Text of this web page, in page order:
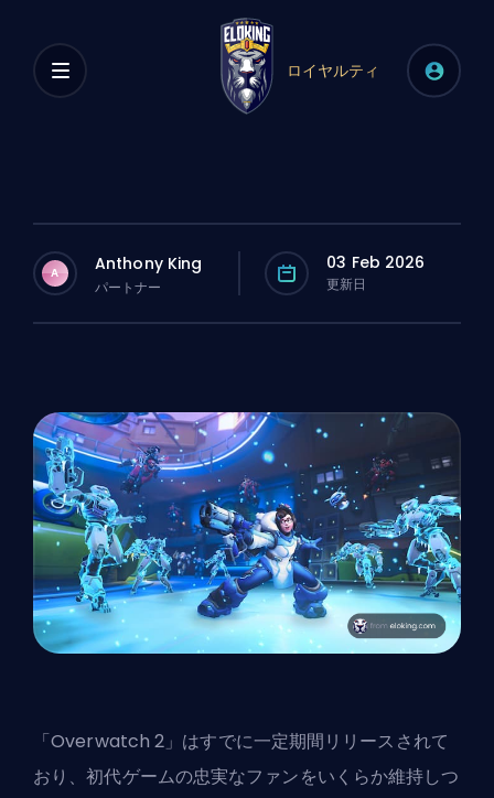
ロイヤルティ
A Anthony King
パートナー
03 Feb 2026
更新日
「Overwatch 2」はすでに一定期間リリースされて
おり、初代ゲームの忠実なファンをいくらか維持しつ